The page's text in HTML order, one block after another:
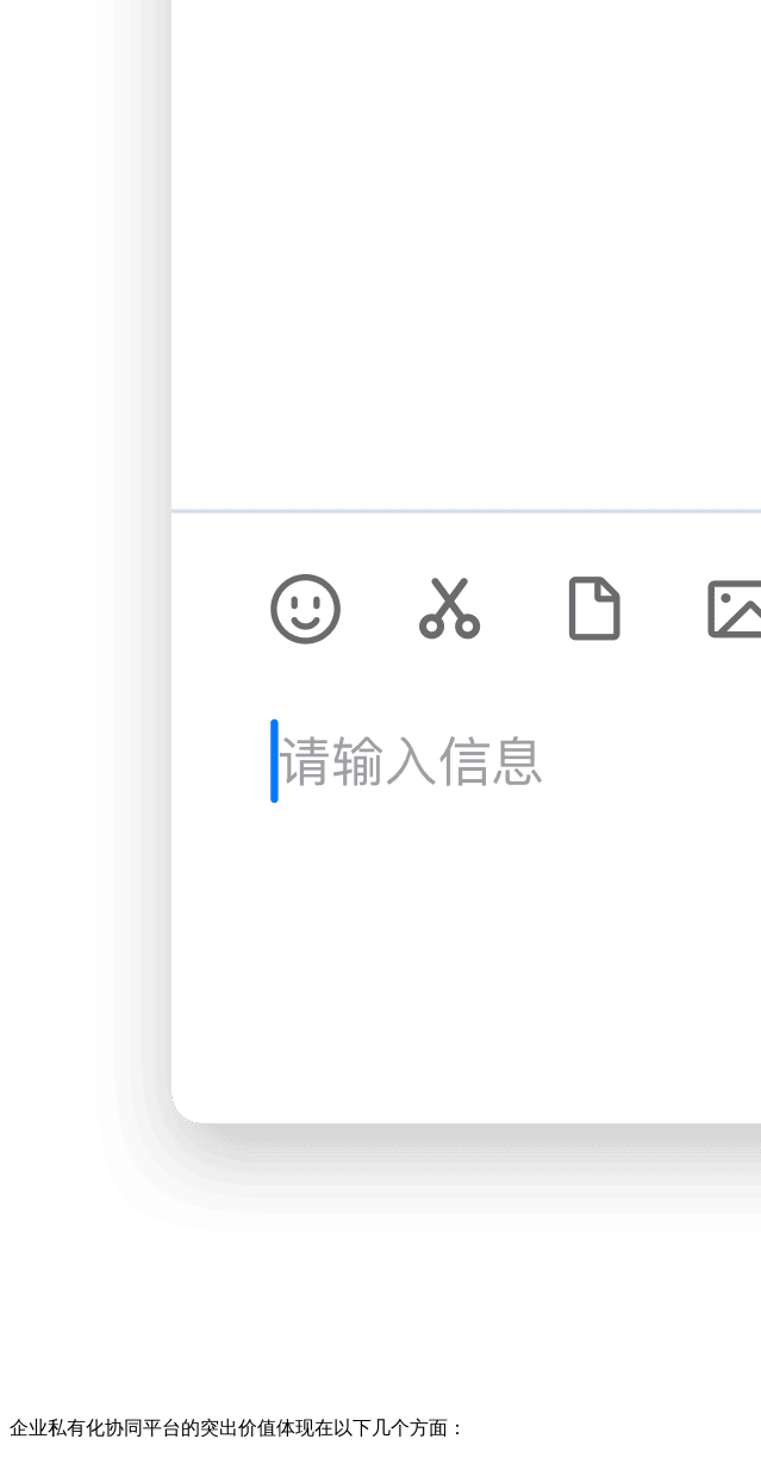
企业私有化协同平台的突出价值体现在以下几个方面：